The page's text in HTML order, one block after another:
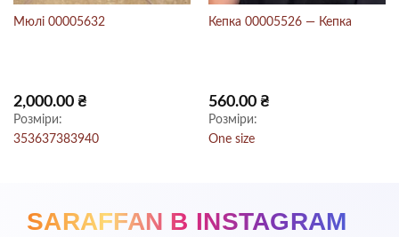
Мюлі 00005632
2,000.00 ₴
Розміри:
353637383940
Кепка 00005526 — Кепка
560.00 ₴
Розміри:
One size
SARAFFAN В INSTAGRAM